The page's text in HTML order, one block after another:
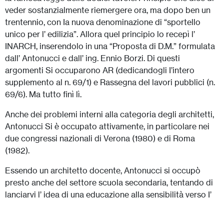
veder sostanzialmente riemergere ora, ma dopo ben un
trentennio, con Ia nuova denominazione di “sportello
unico per l’ edilizia”. Allora quel principio lo recepì l’
INARCH, inserendolo in una “Proposta di D.M.” formulata
dall’ Antonucci e dall’ ing. Ennio Borzi. Di questi
argomenti Si occuparono AR (dedicandogli I’intero
supplemento al n. 69/1) e Rassegna del lavori pubblici (n.
69/6). Ma tutto finì lì.
Anche dei problemi interni alla categoria degli architetti,
Antonucci Si è occupato attivamente, in particolare nei
due congressi nazionali di Verona (1980) e di Roma
(1982).
Essendo un architetto docente, Antonucci si occupò
presto anche del settore scuola secondaria, tentando di
lanciarvi l’ idea di una educazione alla sensibilità verso I’